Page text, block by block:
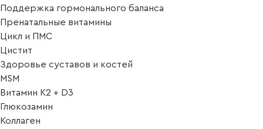
Поддержка гормонального баланса
Пренатальные витамины
Цикл и ПМС
Цистит
Здоровье суставов и костей
MSM
Витамин K2 + D3
Глюкозамин
Коллаген